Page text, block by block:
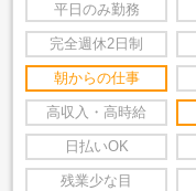
平日のみ勤務
完全週休2日制
朝からの仕事
高収入・高時給
日払いOK
残業少な目